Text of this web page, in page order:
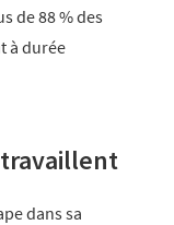
de 88 % des
à durée
dans sa